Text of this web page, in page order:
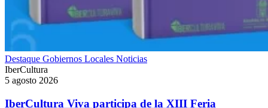
Destaque Gobiernos Locales Noticias
IberCultura
5 agosto 2026
IberCultura Viva participa de la XIII Feria